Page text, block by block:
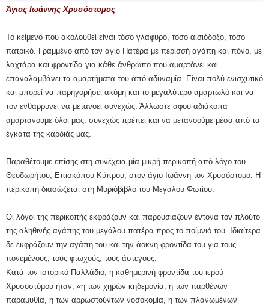
Άγιος Ιωάννης Χρυσόστομος
Το κείμενο που ακολουθεί είναι τόσο γλαφυρό, τόσο αισιόδοξο, τόσο
πατρικό. Γραμμένο από τον άγιο Πατέρα με περισσή αγάπη και πόνο, με
λαχτάρα και φροντίδα για κάθε άνθρωπο που αμαρτάνει και
επαναλαμβάνει τα αμαρτήματα του από αδυναμία. Είναι πολύ ενισχυτικό
και μπορεί να παρηγορήσει ακόμη και το μεγαλύτερο αμαρτωλό και να
τον ενθαρρύνει να μετανοεί συνεχώς. Άλλωστε αφού αδιάκοπα
αμαρτάνουμε όλοι μας, συνεχώς πρέπει και να μετανοούμε μέσα από τα
έγκατα της καρδιάς μας.
Παραθέτουμε επίσης στη συνέχεια μία μικρή περικοπή από λόγο του
Θεοδωρήτου, Επισκόπου Κύπρου, στον άγιο Ιωάννη τον Χρυσόστομο. Η
περικοπή διασώζεται στη Μυριόβιβλο του Μεγάλου Φωτίου.
Οι λόγοι της περικοπής εκφράζουν και παρουσιάζουν έντονα τον πλούτο
της αληθινής αγάπης του μεγάλου πατέρα προς το ποίμνιό του. Ιδιαίτερα
δε εκφράζουν την αγάπη του και την άοκνη φροντίδα του για τους
πονεμένους, τους φτωχούς, τους άστεγους.
Κατά τον ιστορικό Παλλάδιο, η καθημερινή φροντίδα του ιερού
Χρυσοστόμου ήταν, «η των χηρών κηδεμονία, η των παρθένων
παραμυθία, η των αρρωστούντων νοσοκομία, η των πλανωμένων